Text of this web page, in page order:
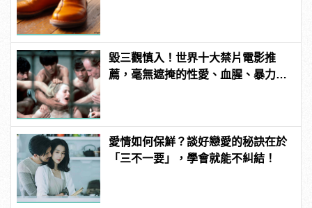
毀三觀慎入！世界十大禁片電影推
薦，毫無遮掩的性愛、血腥、暴力、
愛情如何保鮮？談好戀愛的秘訣在於
「三不一要」，學會就能不糾結！